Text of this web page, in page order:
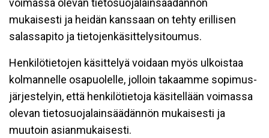
voimassa olevan tietosuojalainsäädännön
mukaisesti ja heidän kanssaan on tehty erillisen
salassapito ja tietojenkäsittelysitoumus.
Henkilötietojen käsittelyä voidaan myös ulkoistaa
kolmannelle osapuolelle, jolloin takaamme sopimus-
järjestelyin, että henkilötietoja käsitellään voimassa
olevan tietosuojalainsäädännön mukaisesti ja
muutoin asianmukaisesti.